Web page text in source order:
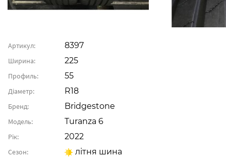
Артикул: 8397
Ширина: 225
Профиль: 55
Діаметр: R18
Бренд: Bridgestone
Модель: Turanza 6
Рік: 2022
Сезон: літня шина